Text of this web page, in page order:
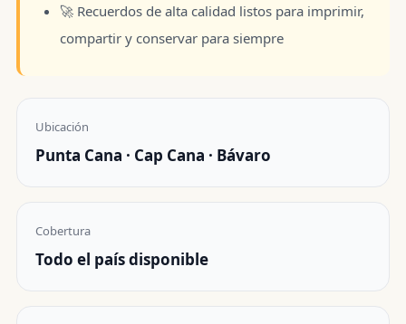
🚀 Recuerdos de alta calidad listos para imprimir,
compartir y conservar para siempre
Ubicación
Punta Cana · Cap Cana · Bávaro
Cobertura
Todo el país disponible